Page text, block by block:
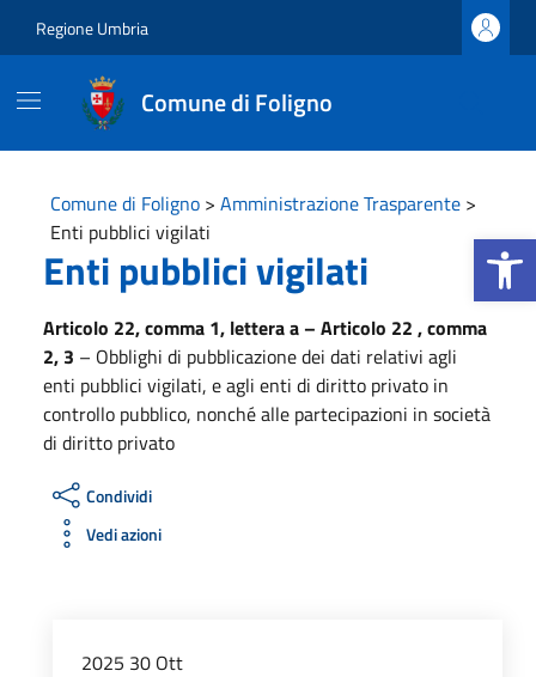
Apri la
Regione Umbria
Comune di Foligno
Comune di Foligno > Amministrazione Trasparente >
Enti pubblici vigilati
Enti pubblici vigilati
Articolo 22, comma 1, lettera a – Articolo 22 , comma
2, 3 – Obblighi di pubblicazione dei dati relativi agli
enti pubblici vigilati, e agli enti di diritto privato in
controllo pubblico, nonché alle partecipazioni in società
di diritto privato
Condividi
Vedi azioni
2025 30 Ott